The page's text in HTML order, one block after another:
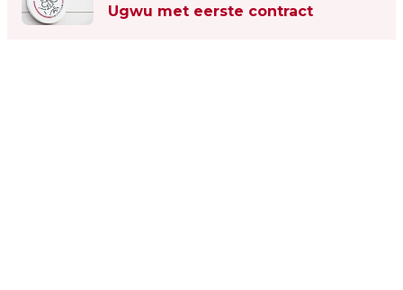
Ugwu met eerste contract